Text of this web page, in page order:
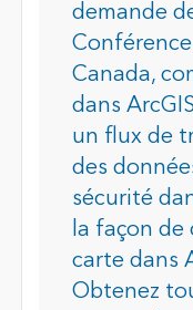
demande
Canada,
dans
un flux de
des
sécurité
la façon de
carte dans
Obtenez